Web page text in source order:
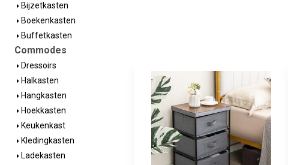
Bijzetkasten
Boekenkasten
Buffetkasten
Commodes
Dressoirs
Halkasten
Hangkasten
Hoekkasten
Keukenkast
Kledingkasten
Ladekasten